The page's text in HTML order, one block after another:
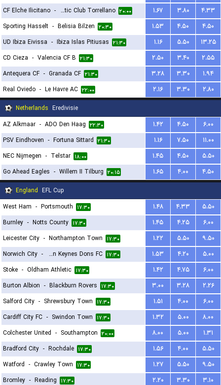
CF Elche Ilicitano - Athletic Club Torrellano ۲۰:۰۰ ۱.۶۷ ۳.۸۰
۴.۳۳
Sporting Hasselt - Belisia Bilzen ۲۰:۳۰ ۱.۵۳ ۴.۵۰
۴.۵۰
UD Ibiza Eivissa - Ibiza Islas Pitiusas ۲۱:۳۰ ۱.۱۶ ۵.۵۰
۱۳.۲۵
CD Cieza - Valencia CF B ۲۱:۳۰ ۲.۵۰ ۳.۴۰
۲.۵۵
Antequera CF - Granada CF ۲۱:۳۰ ۳.۲۸ ۳.۳۰
۱.۹۴
Real Oviedo - Le Havre AC ۲۲:۰۰ ۲.۱۶ ۳.۳۰
۲.۸۰
Netherlands Eredivisie
AZ Alkmaar - ADO Den Haag ۲۲:۳۰ ۱.۴۲ ۴.۵۰
۶.۰۰
PSV Eindhoven - Fortuna Sittard ۲۱:۳۰ ۱.۱۶ ۷.۵۰
۱۱.۰۰
NEC Nijmegen - Telstar ۱۸:۰۰ ۱.۴۵ ۴.۵۰
۵.۵۰
Go Ahead Eagles - Willem II Tilburg ۲۰:۱۵ ۱.۶۵ ۴.۰۰
۴.۵۰
England EFL Cup
West Ham - Portsmouth ۱۷:۳۰ ۱.۴۸ ۴.۳۳
۵.۵۰
Burnley - Notts County ۱۷:۳۰ ۱.۴۵ ۴.۲۵
۶.۰۰
Leicester City - Northampton Town ۱۷:۳۰ ۱.۲۲ ۵.۵۰
۹.۵۰
Norwich City - Milton Keynes Dons FC ۱۷:۳۰ ۱.۵۳ ۴.۲۰
۵.۰۰
Stoke - Oldham Athletic ۱۷:۳۰ ۱.۴۲ ۴.۷۵
۶.۰۰
Burton Albion - Blackburn Rovers ۱۷:۳۰ ۳.۰۰ ۳.۲۸
۲.۲۶
Salford City - Shrewsbury Town ۱۷:۳۰ ۱.۵۱ ۴.۰۰
۶.۰۰
Cardiff City FC - Swindon Town ۱۷:۳۰ ۱.۳۲ ۵.۰۰
۸.۰۰
Colchester United - Southampton ۲۰:۰۰ ۸.۰۰ ۵.۰۰
۱.۳۱
Bradford City - Rochdale ۱۷:۳۰ ۱.۵۶ ۴.۰۰
۵.۵۰
Watford - Crawley Town ۱۷:۳۰ ۱.۲۷ ۵.۵۰
۹.۵۰
Bromley - Reading ۱۷:۳۰ ۲.۲۰ ۳.۳۰ ۳.۱۰